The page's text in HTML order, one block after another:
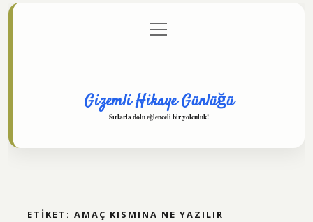
Gizlilik Politikası
menüyü
aç
Gizemli Hikaye Günlüğü
Sırlarla dolu eğlenceli bir yolculuk!
ETIKET: AMAÇ KISMINA NE YAZILIR